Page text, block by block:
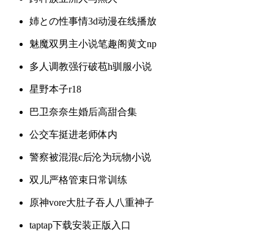
姉との性事情3d动漫在线播放
魅魔双男主小说笔趣阁黄文np
多人调教强行破苞h驯服小说
星野本子r18
巴卫奈奈生婚后高甜合集
公交车挺进老师体内
警察被混混c后沦为玩物小说
双儿严格管束日常训练
原神vore大肚子吞人八重神子
taptap下载安装正版入口